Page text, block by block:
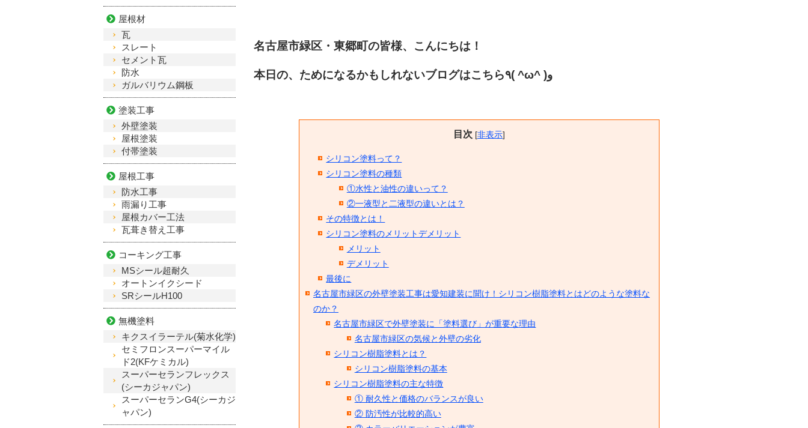
名古屋市緑区・東郷町の皆様、こんにちは！
本日の、ためになるかもしれないブログはこちら٩( ^ω^ )و
目次 [非表示]
シリコン塗料って？
シリコン塗料の種類
①水性と油性の違いって？
②一液型と二液型の違いとは？
その特徴とは！
シリコン塗料のメリットデメリット
メリット
デメリット
最後に
名古屋市緑区の外壁塗装工事は愛知建装に聞け！シリコン樹脂塗料とはどのような塗料な
のか？
名古屋市緑区で外壁塗装に「塗料選び」が重要な理由
名古屋市緑区の気候と外壁の劣化
シリコン樹脂塗料とは？
シリコン樹脂塗料の基本
シリコン樹脂塗料の主な特徴
① 耐久性と価格のバランスが良い
② 防汚性が比較的高い
屋根材
瓦
スレート
セメント瓦
防水
ガルバリウム鋼板
塗装工事
外壁塗装
屋根塗装
付帯塗装
屋根工事
防水工事
雨漏り工事
屋根カバー工法
瓦葺き替え工事
コーキング工事
MSシール超耐久
オートンイクシード
SRシールH100
無機塗料
キクスイラーテル(菊水化学)
セミフロンスーパーマイル
ド2(KFケミカル)
スーパーセランフレックス
(シーカジャパン)
スーパーセランG4(シーカジ
ャパン)